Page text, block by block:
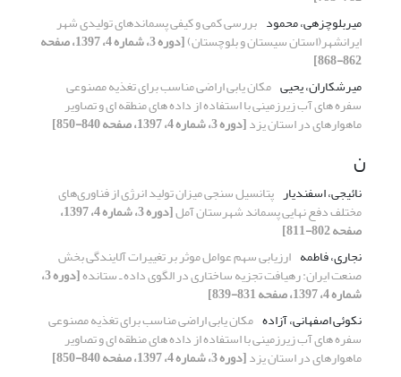
میربلوچزهی، محمود بررسی کمی و کیفی پسماندهای تولیدی شهر
ایرانشهر(استان سیستان و بلوچستان) [دوره 3، شماره 4، 1397، صفحه
862-868]
میرشکاران، یحیی مکان یابی اراضی مناسب برای تغذیه مصنوعی
سفره های آب زیرزمینی با استفاده از داده های منطقه ای و تصاویر
ماهوارهای در استان یزد[دوره 3، شماره 4، 1397، صفحه 840-850]
ن
نائیجی، اسفندیار پتانسیل سنجی میزان تولید انرژی از فناوری‌های
مختلف دفع نهایی پسماند شهرستان آمل [دوره 3، شماره 4، 1397،
صفحه 802-811]
نجاری، فاطمه ارزیابی سهم عوامل موثر بر تغییرات آلایندگی بخش
صنعت ایران: رهیافت تجزیه ساختاری در الگوی داده ـ ستانده [دوره 3،
شماره 4، 1397، صفحه 831-839]
نکوئی اصفهانی، آزاده مکان یابی اراضی مناسب برای تغذیه مصنوعی
سفره های آب زیرزمینی با استفاده از داده های منطقه ای و تصاویر
ماهوارهای در استان یزد[دوره 3، شماره 4، 1397، صفحه 840-850]